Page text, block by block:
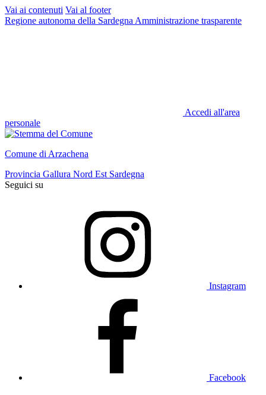
Vai ai contenuti Vai al footer
Regione autonoma della Sardegna Amministrazione trasparente
Accedi all'area
personale
Comune di Arzachena
Provincia Gallura Nord Est Sardegna
Seguici su
Instagram
Facebook